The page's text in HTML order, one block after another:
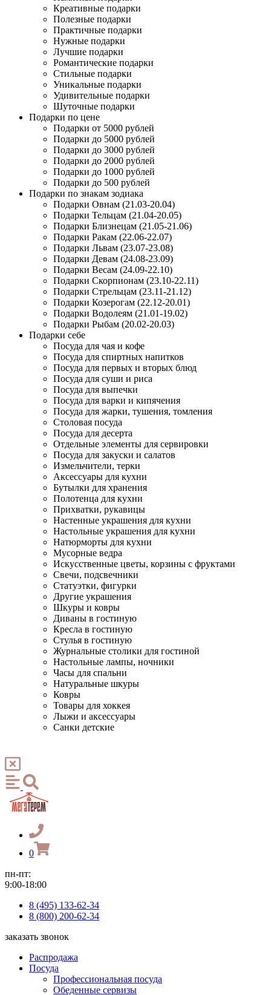
Креативные подарки
Полезные подарки
Практичные подарки
Нужные подарки
Лучшие подарки
Романтические подарки
Стильные подарки
Уникальные подарки
Удивительные подарки
Шуточные подарки
Подарки по цене
Подарки от 5000 рублей
Подарки до 5000 рублей
Подарки до 3000 рублей
Подарки до 2000 рублей
Подарки до 1000 рублей
Подарки до 500 рублей
Подарки по знакам зодиака
Подарки Овнам (21.03-20.04)
Подарки Тельцам (21.04-20.05)
Подарки Близнецам (21.05-21.06)
Подарки Ракам (22.06-22.07)
Подарки Львам (23.07-23.08)
Подарки Девам (24.08-23.09)
Подарки Весам (24.09-22.10)
Подарки Скорпионам (23.10-22.11)
Подарки Стрельцам (23.11-21.12)
Подарки Козерогам (22.12-20.01)
Подарки Водолеям (21.01-19.02)
Подарки Рыбам (20.02-20.03)
Подарки себе
Посуда для чая и кофе
Посуда для спиртных напитков
Посуда для первых и вторых блюд
Посуда для суши и риса
Посуда для выпечки
Посуда для варки и кипячения
Посуда для жарки, тушения, томления
Столовая посуда
Посуда для десерта
Отдельные элементы для сервировки
Посуда для закуски и салатов
Измельчители, терки
Аксессуары для кухни
Бутылки для хранения
Полотенца для кухни
Прихватки, рукавицы
Настенные украшения для кухни
Настольные украшения для кухни
Натюрморты для кухни
Мусорные ведра
Искусственные цветы, корзины с фруктами
Свечи, подсвечники
Статуэтки, фигурки
Другие украшения
Шкуры и ковры
Диваны в гостиную
Кресла в гостиную
Стулья в гостиную
Журнальные столики для гостиной
Настольные лампы, ночники
Часы для спальни
Натуральные шкуры
Ковры
Товары для хоккея
Лыжи и аксессуары
Санки детские
0
пн-пт:
9:00-18:00
8 (495) 133-62-34
8 (800) 200-62-34
заказать звонок
Распродажа
Посуда
Профессиональная посуда
Обеденные сервизы